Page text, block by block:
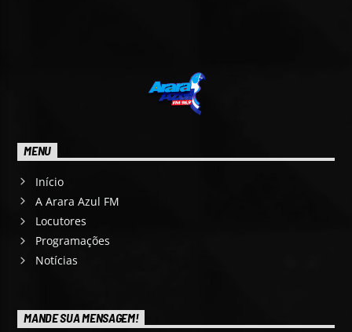
MENU
Início
A Arara Azul FM
Locutores
Programações
Notícias
MANDE SUA MENSAGEM!